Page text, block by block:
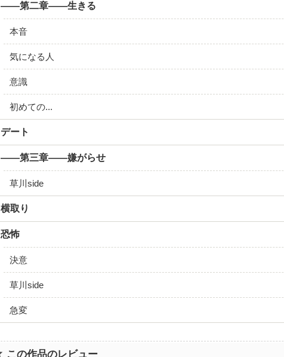
――第二章――生きる
本音
気になる人
意識
初めての...
デート
――第三章――嫌がらせ
草川side
横取り
恐怖
決意
草川side
急変
この作品のレビュー